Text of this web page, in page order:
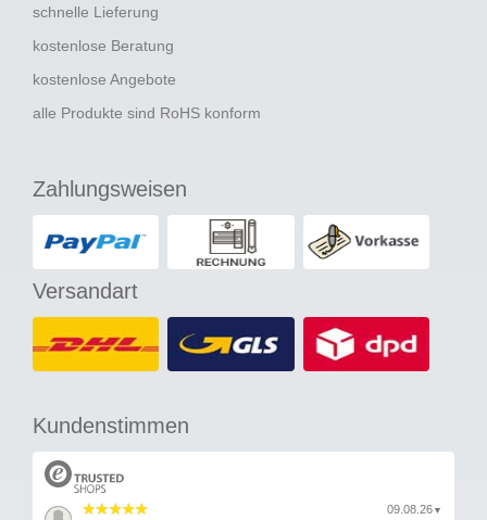
schnelle Lieferung
kostenlose Beratung
kostenlose Angebote
alle Produkte sind RoHS konform
Zahlungsweisen
Versandart
Kundenstimmen
09.08.26 ▼